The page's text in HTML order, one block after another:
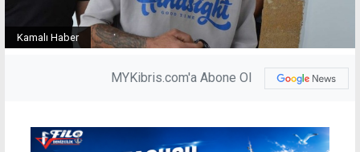
Kamalı Haber
MYKibris.com'a Abone Ol